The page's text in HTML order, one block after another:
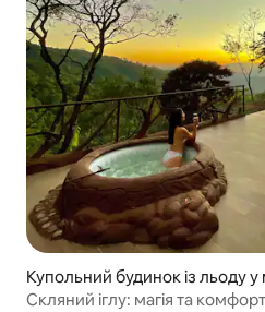
Купольний будинок із льоду у
е
Скляний іглу: магія та